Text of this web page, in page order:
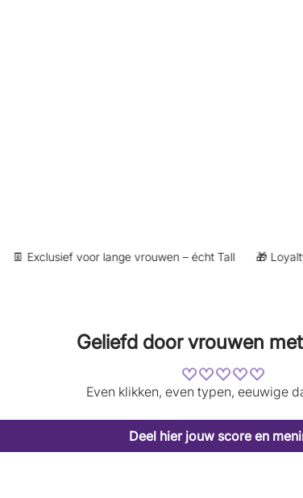
Exclusief voor lange vrouwen – écht Tall 🎁
Geliefd door vrouwen
Even klikken, even typen, eeuwige
Deel hier jouw score en